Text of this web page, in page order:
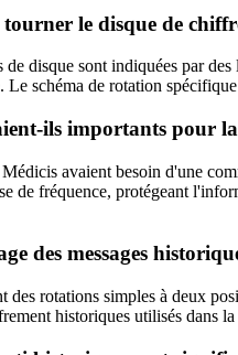
le disque de
disque sont indiquées par
schéma de rotation
ils importants pour
avaient besoin d'une
de fréquence, protégeant
des messages
rotations simples à deux
historiques utilisés dans